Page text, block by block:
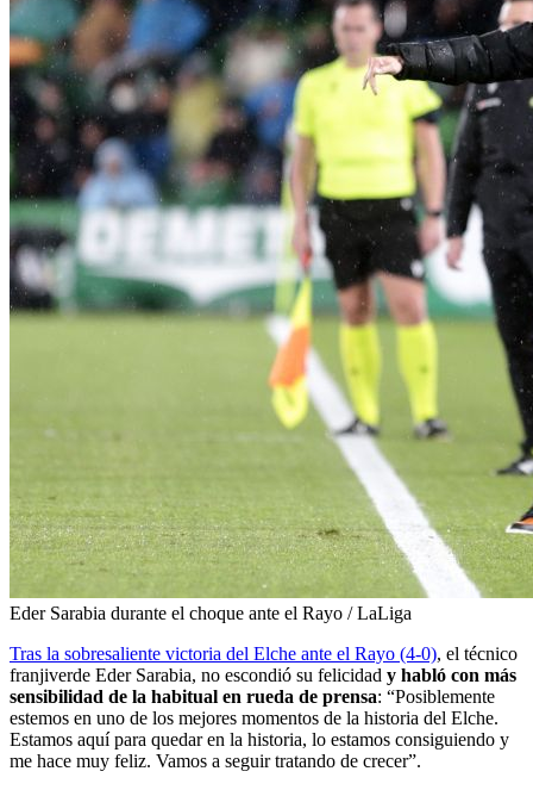
Eder Sarabia durante el choque ante el Rayo / LaLiga
Tras la sobresaliente victoria del Elche ante el Rayo (4-0), el técnico
franjiverde Eder Sarabia, no escondió su felicidad y habló con más
sensibilidad de la habitual en rueda de prensa: “Posiblemente
estemos en uno de los mejores momentos de la historia del Elche.
Estamos aquí para quedar en la historia, lo estamos consiguiendo y
me hace muy feliz. Vamos a seguir tratando de crecer”.